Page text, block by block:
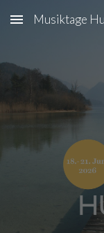
Skip to main
Musiktage